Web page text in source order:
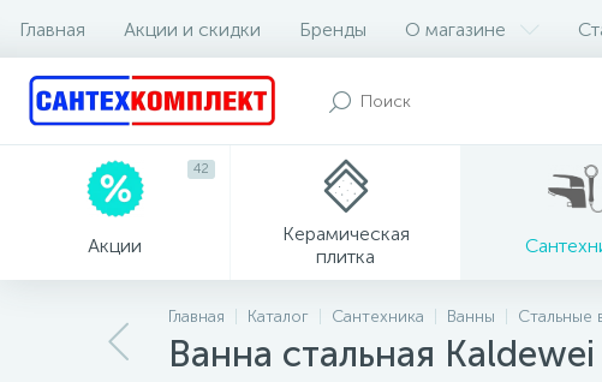
Главная Акции и скидки Бренды О магазине
Акции
42
Керамическая
плитка
Главная Каталог Сантехника Ванны Стальные
Ванна стальная